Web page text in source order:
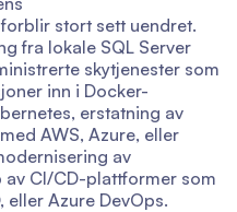
stort sett uendret.
fra lokale SQL Server
skytjenester som
inn i Docker-
erstatning av
AWS, Azure, eller
av
CI/CD-plattformer som
eller Azure DevOps.